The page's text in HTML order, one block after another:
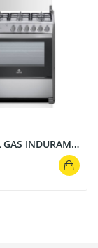
COCINA A GAS INDURAMA MARSELLA 6 QUEMADORES...